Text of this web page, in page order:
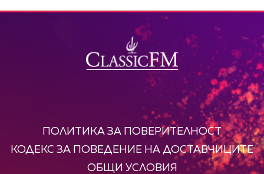
ПОЛИТИКА ЗА ПОВЕРИТЕЛНОСТ
КОДЕКС ЗА ПОВЕДЕНИЕ НА ДОСТАВЧИЦИТЕ
ОБЩИ УСЛОВИЯ